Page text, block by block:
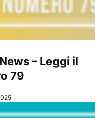
– Leggi il
79